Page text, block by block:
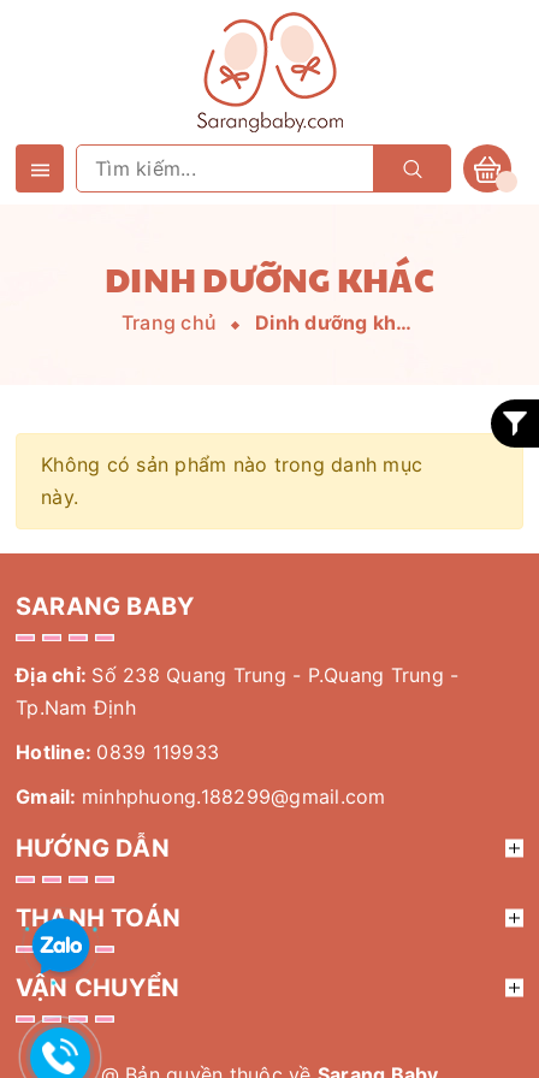
DINH DƯỠNG KHÁC
Trang chủ Dinh dưỡng khác
Không có sản phẩm nào trong danh mục
này.
SARANG BABY
Địa chỉ: Số 238 Quang Trung - P.Quang Trung -
Tp.Nam Định
Hotline: 0839 119933
Gmail: minhphuong.188299@gmail.com
HƯỚNG DẪN
THANH TOÁN
VẬN CHUYỂN